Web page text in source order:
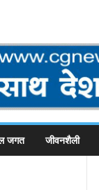
जगत जीवनशैली